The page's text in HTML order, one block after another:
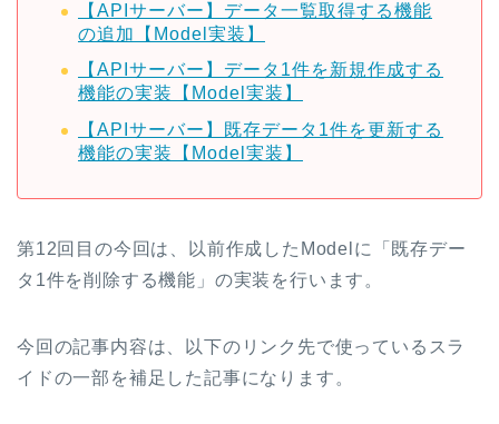
【APIサーバー】データ一覧取得する機能
の追加【Model実装】
【APIサーバー】データ1件を新規作成する
機能の実装【Model実装】
【APIサーバー】既存データ1件を更新する
機能の実装【Model実装】
第12回目の今回は、以前作成したModelに「既存デー
タ1件を削除する機能」の実装を行います。
今回の記事内容は、以下のリンク先で使っているスラ
イドの一部を補足した記事になります。